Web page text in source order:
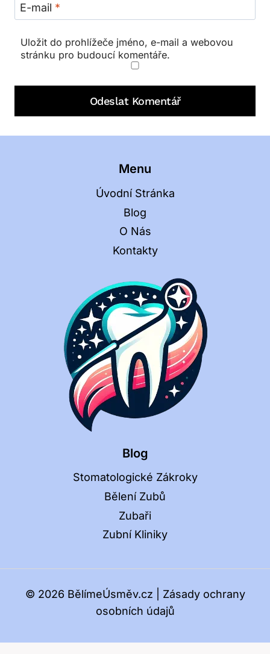
E-mail *
Uložit do prohlížeče jméno, e-mail a webovou
stránku pro budoucí komentáře.
Menu
Úvodní Stránka
Blog
O Nás
Kontakty
Blog
Stomatologické Zákroky
Bělení Zubů
Zubaři
Zubní Kliniky
© 2026 BělímeÚsměv.cz | Zásady ochrany
osobních údajů